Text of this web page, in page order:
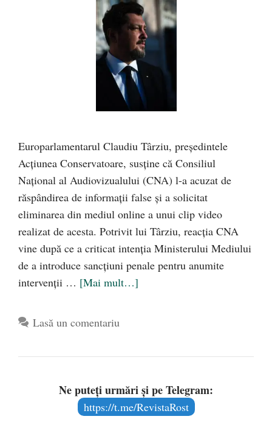
Europarlamentarul Claudiu Târziu, președintele
Acțiunea Conservatoare, susține că Consiliul
Național al Audiovizualului (CNA) l-a acuzat de
răspândirea de informații false și a solicitat
eliminarea din mediul online a unui clip video
realizat de acesta. Potrivit lui Târziu, reacția CNA
vine după ce a criticat intenția Ministerului Mediului
de a introduce sancțiuni penale pentru anumite
intervenții … [Mai mult…]
Lasă un comentariu
Ne puteți urmări și pe Telegram:
https://t.me/RevistaRost